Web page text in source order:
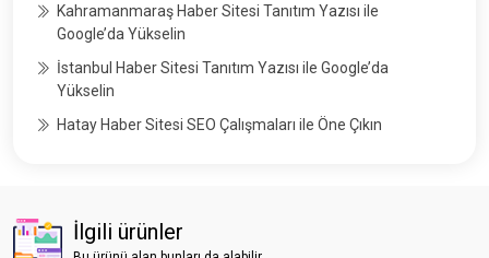
Kahramanmaraş Haber Sitesi Tanıtım Yazısı ile
Google’da Yükselin
İstanbul Haber Sitesi Tanıtım Yazısı ile Google’da
Yükselin
Hatay Haber Sitesi SEO Çalışmaları ile Öne Çıkın
İlgili ürünler